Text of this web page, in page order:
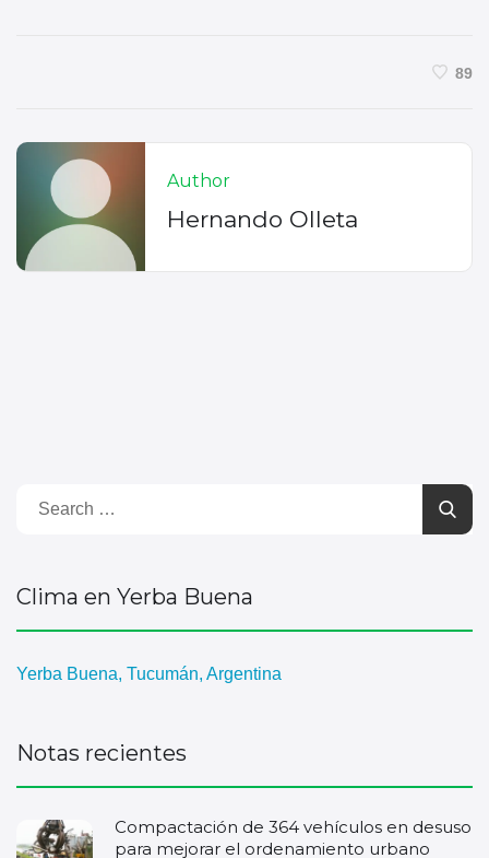
89
Author
Hernando Olleta
Clima en Yerba Buena
Yerba Buena, Tucumán, Argentina
Notas recientes
Compactación de 364 vehículos en desuso
para mejorar el ordenamiento urbano